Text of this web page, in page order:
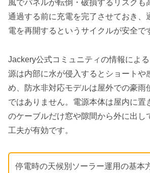
風でパネルが転倒・破損するリスクも
通過する前に充電を完了させておき、
電を再開するというサイクルが安全で
Jackery公式コミュニティの情報によ
源は内部に水が侵入するとショートや
め、防水非対応モデルは屋外での豪雨
ではありません。電源本体は屋内に置
のケーブルだけ窓や隙間から外に出し
工夫が有効です。
停電時の天候別ソーラー運用の基本